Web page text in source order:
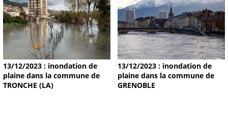
13/12/2023 : inondation de
plaine dans la commune de
TRONCHE (LA)
13/12/2023 : inondation de
plaine dans la commune de
GRENOBLE